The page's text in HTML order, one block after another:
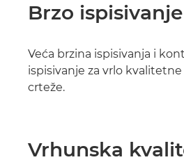
Brzo ispisivanje
Veća brzina ispisivanja i
ispisivanje za vrlo
crteže.
Vrhunska